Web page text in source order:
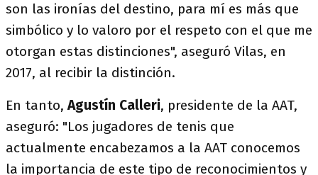
son las ironías del destino, para mí es más que
simbólico y lo valoro por el respeto con el que me
otorgan estas distinciones", aseguró Vilas, en
2017, al recibir la distinción.
En tanto, Agustín Calleri, presidente de la AAT,
aseguró: "Los jugadores de tenis que
actualmente encabezamos a la AAT conocemos
la importancia de este tipo de reconocimientos y